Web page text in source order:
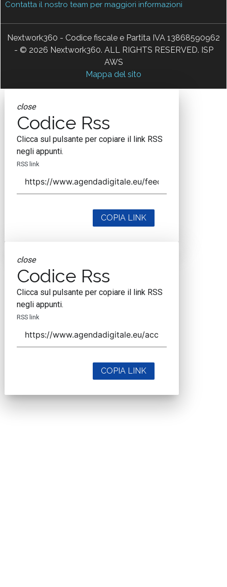
Contatta il nostro team per maggiori informazioni
Nextwork360 - Codice fiscale e Partita IVA 13868590962
- © 2026 Nextwork360. ALL RIGHTS RESERVED. ISP
AWS
Mappa del sito
close
Codice Rss
Clicca sul pulsante per copiare il link RSS
negli appunti.
RSS link
COPIA LINK
close
Codice Rss
Clicca sul pulsante per copiare il link RSS
negli appunti.
RSS link
COPIA LINK